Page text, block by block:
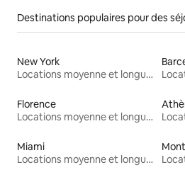
Destinations populaires pour des
New York
Locations moyenne et longue durée
Florence
Locations moyenne et longue durée
Miami
Locations moyenne et longue durée